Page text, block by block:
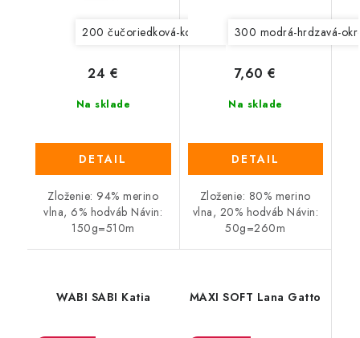
200 čučoriedková-koralová 201 oranžová-fialová
Na sklade
24 €
DETAIL
Zloženie: 94% merino
vlna, 6% hodváb Návin:
150g=510m
300 modrá-hrdzavá-
Na sklade
7,60 €
DETAIL
Zloženie: 80% merino
vlna, 20% hodváb Návin:
50g=260m
WABI SABI Katia MAXI SOFT Lana Gatto